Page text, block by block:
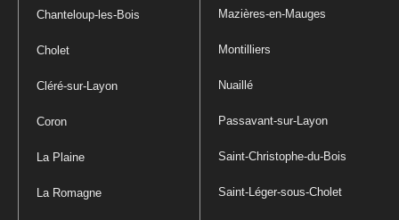
Chanteloup-les-Bois
Cholet
Cléré-sur-Layon
Coron
La Plaine
La Romagne
Mazières-en-Mauges
Montilliers
Nuaillé
Passavant-sur-Layon
Saint-Christophe-du-Bois
Saint-Léger-sous-Cholet